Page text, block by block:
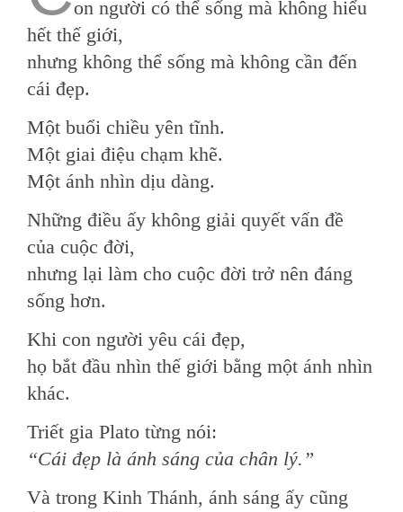
on người có thể sống mà không hiểu
hết thế giới,
nhưng không thể sống mà không cần đến
cái đẹp.
Một buổi chiều yên tĩnh.
Một giai điệu chạm khẽ.
Một ánh nhìn dịu dàng.
Những điều ấy không giải quyết vấn đề
của cuộc đời,
nhưng lại làm cho cuộc đời trở nên đáng
sống hơn.
Khi con người yêu cái đẹp,
họ bắt đầu nhìn thế giới bằng một ánh nhìn
khác.
Triết gia Plato từng nói:
“Cái đẹp là ánh sáng của chân lý.”
Và trong Kinh Thánh, ánh sáng ấy cũng